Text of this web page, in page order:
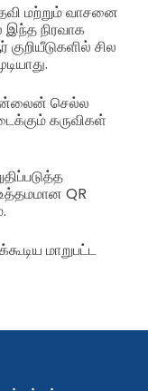
மற்றும் வாசனை
நிரவாக
சில
செல்ல
கருவிகள்
QR
மாறுபட்ட